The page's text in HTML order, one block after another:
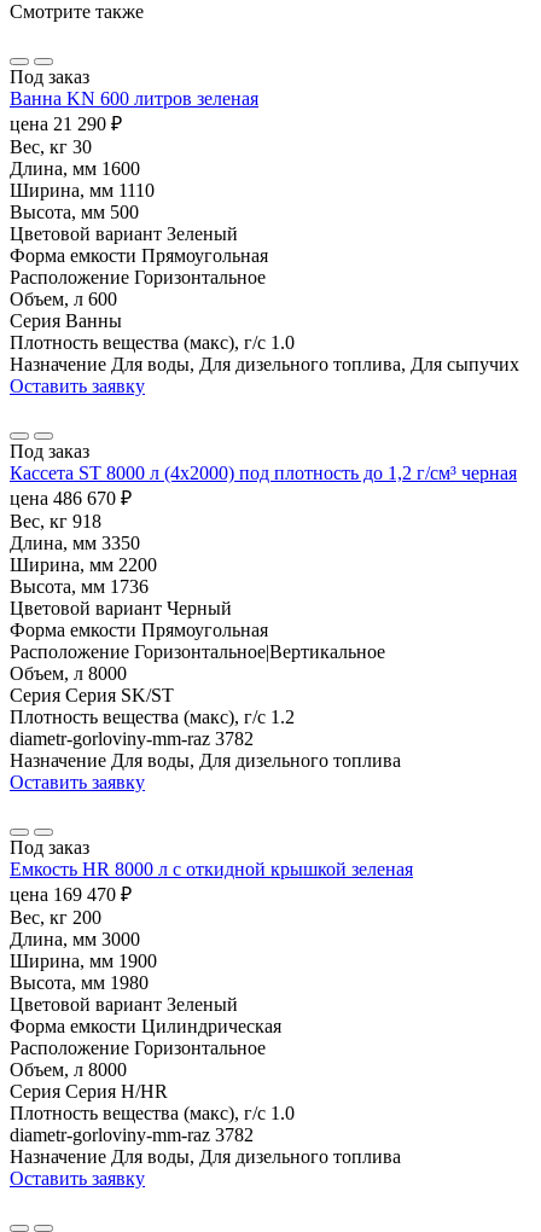
Смотрите также
Под заказ
Ванна KN 600 литров зеленая
цена 21 290 ₽
Вес, кг 30
Длина, мм 1600
Ширина, мм 1110
Высота, мм 500
Цветовой вариант Зеленый
Форма емкости Прямоугольная
Расположение Горизонтальное
Объем, л 600
Серия Ванны
Плотность вещества (макс), г/с 1.0
Назначение Для воды, Для дизельного топлива, Для сыпучих
Оставить заявку
Под заказ
Кассета ST 8000 л (4х2000) под плотность до 1,2 г/см³ черная
цена 486 670 ₽
Вес, кг 918
Длина, мм 3350
Ширина, мм 2200
Высота, мм 1736
Цветовой вариант Черный
Форма емкости Прямоугольная
Расположение Горизонтальное|Вертикальное
Объем, л 8000
Серия Серия SK/ST
Плотность вещества (макс), г/с 1.2
diametr-gorloviny-mm-raz 3782
Назначение Для воды, Для дизельного топлива
Оставить заявку
Под заказ
Емкость HR 8000 л с откидной крышкой зеленая
цена 169 470 ₽
Вес, кг 200
Длина, мм 3000
Ширина, мм 1900
Высота, мм 1980
Цветовой вариант Зеленый
Форма емкости Цилиндрическая
Расположение Горизонтальное
Объем, л 8000
Серия Серия H/HR
Плотность вещества (макс), г/с 1.0
diametr-gorloviny-mm-raz 3782
Назначение Для воды, Для дизельного топлива
Оставить заявку